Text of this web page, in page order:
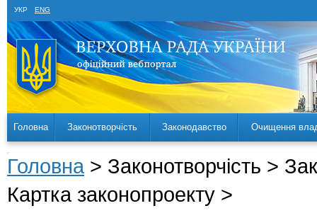
УКР ENG
Головна Законотворчість Законодавство Очищення
Головна > Законотворчість >
Картка законопроекту >